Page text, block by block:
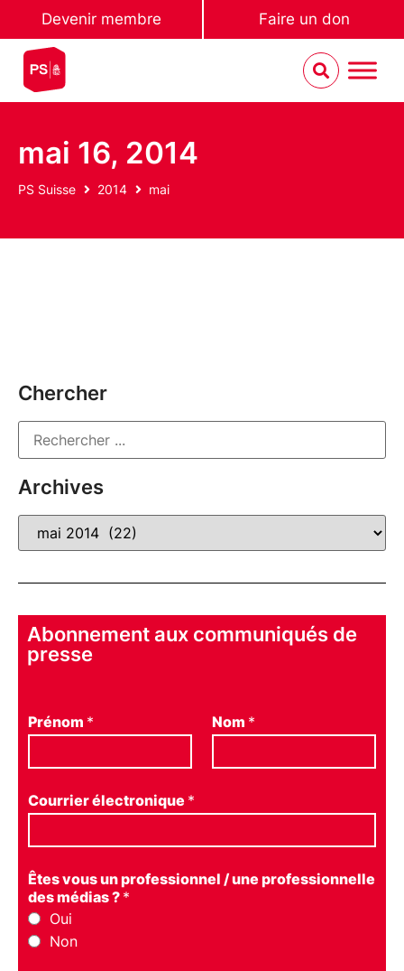
Devenir membre Faire un don
mai 16, 2014
PS Suisse 2014 mai
Chercher
Archives
Abonnement aux communiqués de
presse
Prénom * Nom *
Courrier électronique *
Êtes vous un professionnel / une professionnelle
des médias ? *
Oui
Non